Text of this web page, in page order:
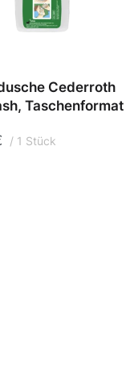
Cederroth
Taschenformat
1 Stück